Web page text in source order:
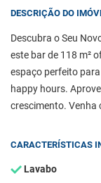
DESCRIÇÃO DO
Descubra o Seu
este bar de 118 m²
espaço perfeito
happy hours.
crescimento. Venha
CARACTERÍSTICAS
Lavabo